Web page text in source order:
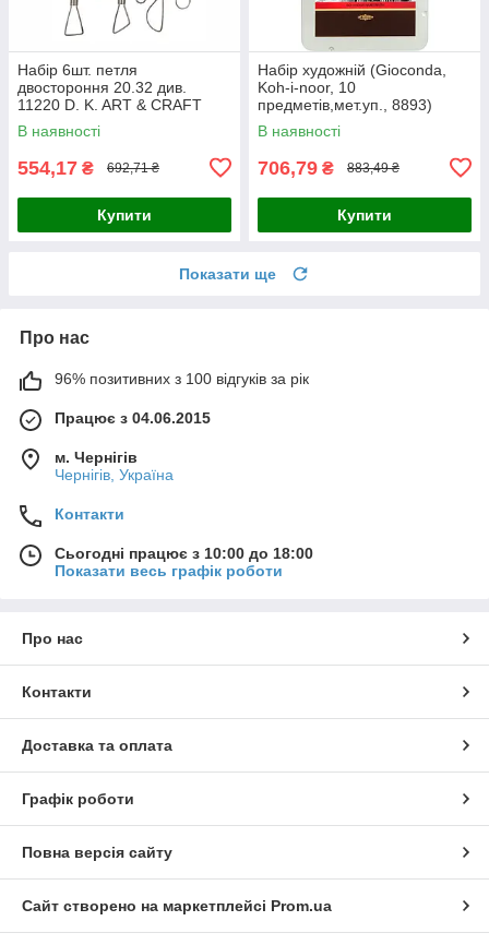
Набір 6шт. петля
двостороння 20.32 див.
11220 D. K. ART & CRAFT
В наявності
554,17 ₴ 692,71 ₴
Купити
Набір художній (Gioconda,
Koh-i-noor, 10
предметів,мет.уп., 8893)
В наявності
706,79 ₴ 883,49 ₴
Купити
Показати ще
Про нас
96% позитивних з 100 відгуків за рік
Працює з 04.06.2015
м. Чернігів
Чернігів, Україна
Контакти
Сьогодні працює з 10:00 до 18:00
Показати весь графік роботи
Про нас
Контакти
Доставка та оплата
Графік роботи
Повна версія сайту
Сайт створено на маркетплейсі Prom.ua